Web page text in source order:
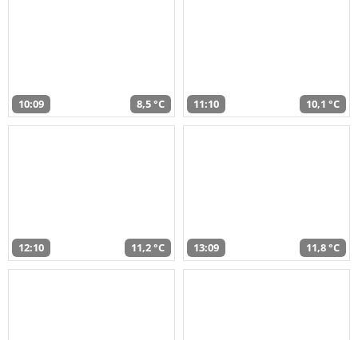
10:09 8,5 °C 11:10 10,1 °C
12:10 11,2 °C 13:09 11,8 °C